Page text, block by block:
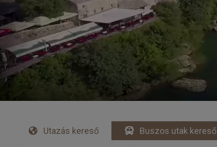
Utazás kereső Buszos utak kereső